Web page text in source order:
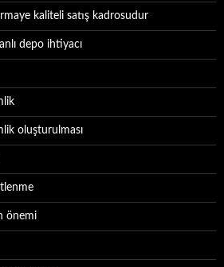
kaliteli satış kadrosudur
depo ihtiyacı
oluşturulması
önemi